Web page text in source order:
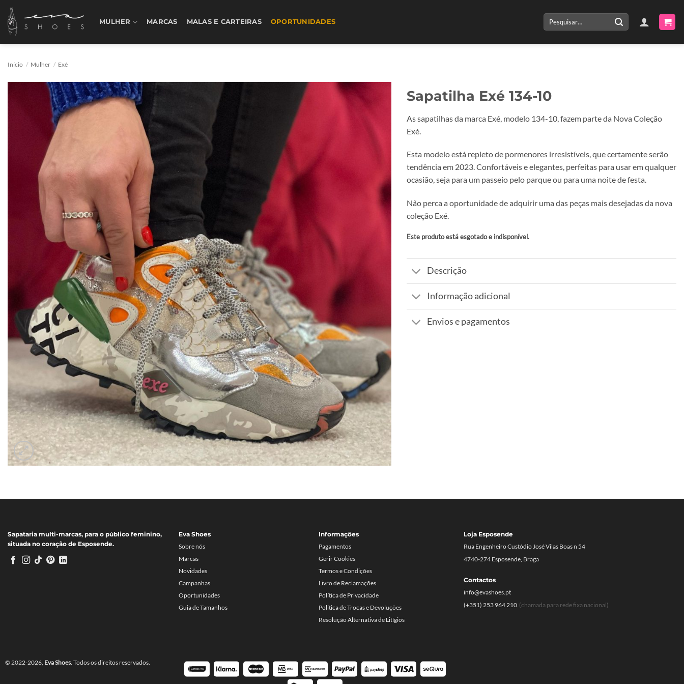
Skip
content
MULHER MARCAS MALAS E CARTEIRAS OPORTUNIDADES
Pesquisar
por:
Início / Mulher / Exé
Sapatilha Exé 134-10
As sapatilhas da marca Exé, modelo 134-10, fazem parte da Nova Coleção
Exé.
Esta modelo está repleto de pormenores irresistíveis, que certamente serão
tendência em 2023. Confortáveis e elegantes, perfeitas para usar em qualquer
ocasião, seja para um passeio pelo parque ou para uma noite de festa.
Não perca a oportunidade de adquirir uma das peças mais desejadas da nova
coleção Exé.
Este produto está esgotado e indisponível.
Alternative:
Descrição
Informação adicional
Envios e pagamentos
Sapataria multi-marcas, para o público feminino,
situada no coração de Esposende.
Eva Shoes
Sobre nós
Marcas
Novidades
Campanhas
Oportunidades
Guia de Tamanhos
Informações
Pagamentos
Gerir Cookies
Termos e Condições
Livro de Reclamações
Política de Privacidade
Política de Trocas e Devoluções
Resolução Alternativa de Litígios
Loja Esposende
Rua Engenheiro Custódio José Vilas Boas n 54
4740-274 Esposende, Braga
Contactos
info@evashoes.pt
(+351) 253 964 210 (chamada para rede fixa nacional)
© 2022-2026, Eva Shoes. Todos os direitos reservados.